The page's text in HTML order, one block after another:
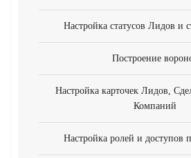
Настройка статусов Лидов и
Построение
Настройка карточек Лидов,
Компаний
Настройка ролей и доступов